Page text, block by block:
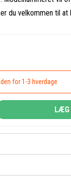
du velkommen til at
for 1-3 hverdage
LÆG